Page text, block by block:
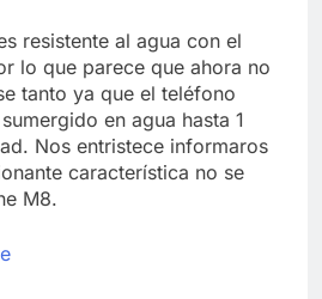
resistente al agua con el
lo que parece que ahora no
tanto ya que el teléfono
en agua hasta 1
Nos entristece informaros
característica no se
M8.